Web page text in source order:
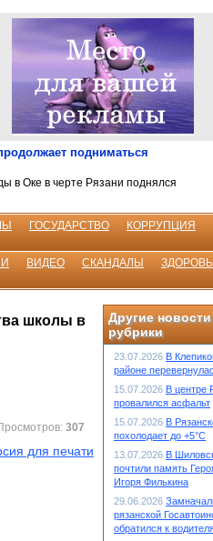
подниматься
в Оке в черте Рязани поднялся
ГОСУДАРСТВО КОРРУПЦИЯ
ВИДЕО СКАНДАЛЫ
школы в
307
для печати
Другие новости
рубрики
23.07.2026 В
районе
15.07.2026 В центре
провалился асфальт
15.07.2026 В
похолодает до +5°С
13.07.2026 В
почтили память
Игоря Филькина
29.06.2026
рязанской
обратился к